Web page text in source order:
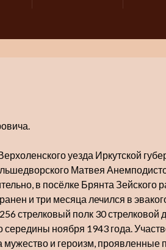
уезда Иркутской
Матвея
в посёлке Брянта Зейского
и три месяца лечился в
стрелковый полк 30 стрелковой
середины ноября 1943 года.
и героизм, проявленные